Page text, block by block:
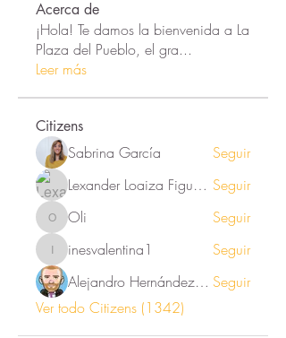
Acerca de
¡Hola! Te damos la bienvenida a La
Plaza del Pueblo, el gra...
Leer más
Citizens
Sabrina García
Seguir
Lexander Loaiza Figueroa Seguir
Oli Oli Seguir
inesvalentina1
inesvalentina1
Seguir
Alejandro Hernández Renner Seguir
Ver todo Citizens (1342)